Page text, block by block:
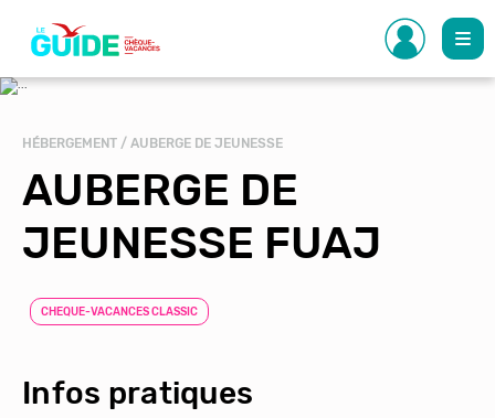
contenu
principal
HÉBERGEMENT / AUBERGE DE JEUNESSE
AUBERGE DE
JEUNESSE FUAJ
CHEQUE-VACANCES CLASSIC
Infos pratiques